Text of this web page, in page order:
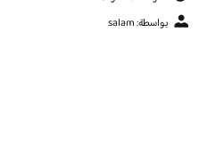
بواسطة: salam